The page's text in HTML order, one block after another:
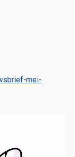
mei-